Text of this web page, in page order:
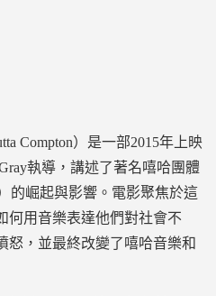
Compton）是一部2015年上映
執導，講述了著名嘻哈團體
的崛起與影響。電影聚焦於這
何用音樂表達他們對社會不
怒，並最終改變了嘻哈音樂和